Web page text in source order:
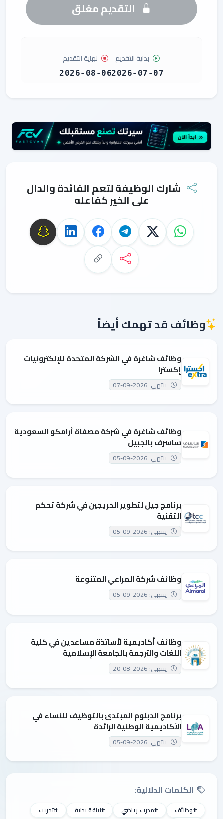
التقديم مغلق
بداية التقديم
2026-07-07
نهاية التقديم
2026-08-06
شارك الوظيفة لتعم الفائدة والدال
على الخير كفاعله
وظائف قد تهمك أيضاً
وظائف شاغرة في الشركة المتحدة للإلكترونيات
إكسترا
ينتهي: 2026-09-07
وظائف شاغرة في شركة مصفاة أرامكو السعودية
ساسرف بالجبيل
ينتهي: 2026-09-05
برنامج جيل لتطوير الخريجين في شركة تحكم
التقنية
ينتهي: 2026-09-05
وظائف شركة المراعي المتنوعة
ينتهي: 2026-09-05
وظائف أكاديمية لأساتذة مساعدين في كلية
اللغات والترجمة بالجامعة الإسلامية
ينتهي: 2026-08-20
برنامج الدبلوم المبتدئ بالتوظيف للنساء في
الأكاديمية الوطنية الرائدة
ينتهي: 2026-09-05
الكلمات الدلالية:
#وظائف #مدرب رياضي #لياقة بدنية #تدريب